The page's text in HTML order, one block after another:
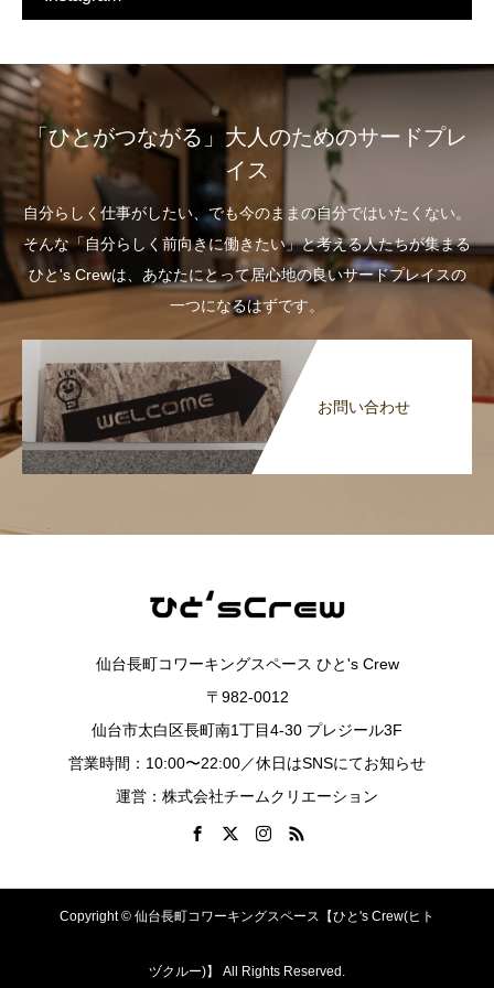
「ひとがつながる」大人のためのサードプレ
イス
自分らしく仕事がしたい、でも今のままの自分ではいたくない。
そんな「自分らしく前向きに働きたい」と考える人たちが集まる
ひと's Crewは、あなたにとって居心地の良いサードプレイスの
一つになるはずです。
お問い合わせ
仙台長町コワーキングスペース ひと's Crew
〒982-0012
仙台市太白区長町南1丁目4-30 プレジール3F
営業時間：10:00〜22:00／休日はSNSにてお知らせ
運営：株式会社チームクリエーション
Copyright © 仙台長町コワーキングスペース【ひと's Crew(ヒト
ヅクルー)】 All Rights Reserved.